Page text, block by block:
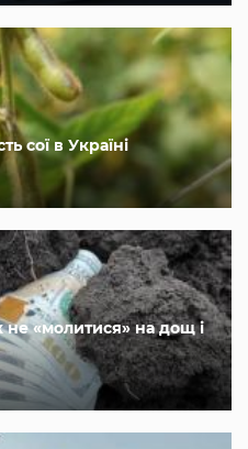
сої в Україні
«молитися» на дощ і